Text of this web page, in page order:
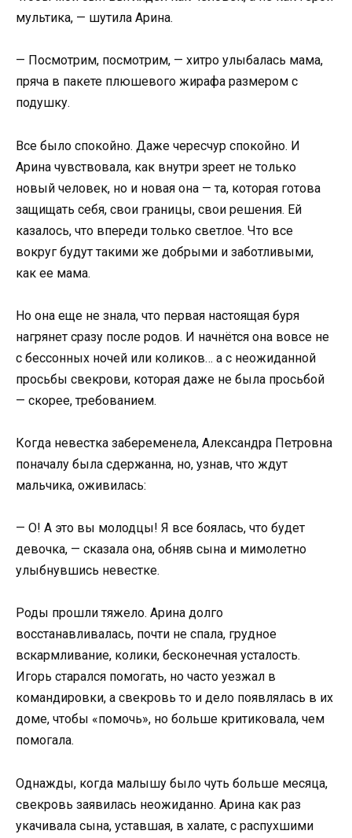
мультика, — шутила Арина.
— Посмотрим, посмотрим, — хитро улыбалась мама,
пряча в пакете плюшевого жирафа размером с
подушку.
Все было спокойно. Даже чересчур спокойно. И
Арина чувствовала, как внутри зреет не только
новый человек, но и новая она — та, которая готова
защищать себя, свои границы, свои решения. Ей
казалось, что впереди только светлое. Что все
вокруг будут такими же добрыми и заботливыми,
как ее мама.
Но она еще не знала, что первая настоящая буря
нагрянет сразу после родов. И начнётся она вовсе не
с бессонных ночей или коликов… а с неожиданной
просьбы свекрови, которая даже не была просьбой
— скорее, требованием.
Когда невестка забеременела, Александра Петровна
поначалу была сдержанна, но, узнав, что ждут
мальчика, оживилась:
— О! А это вы молодцы! Я все боялась, что будет
девочка, — сказала она, обняв сына и мимолетно
улыбнувшись невестке.
Роды прошли тяжело. Арина долго
восстанавливалась, почти не спала, грудное
вскармливание, колики, бесконечная усталость.
Игорь старался помогать, но часто уезжал в
командировки, а свекровь то и дело появлялась в их
доме, чтобы «помочь», но больше критиковала, чем
помогала.
Однажды, когда малышу было чуть больше месяца,
свекровь заявилась неожиданно. Арина как раз
укачивала сына, уставшая, в халате, с распухшими